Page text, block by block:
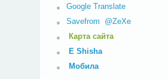
Google Translate
Savefrom @ZeXe
Карта сайта
E Shisha
Мобила